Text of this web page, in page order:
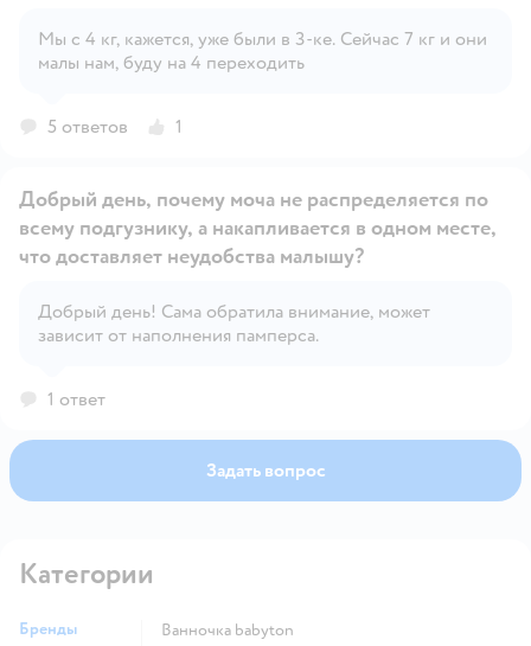
Открыть вопрос
Мы с 4 кг, кажется, уже были в 3-ке. Сейчас 7 кг и они
малы нам, буду на 4 переходить
5 ответов 1
Открыть вопрос
Добрый день, почему моча не распределяется по
всему подгузнику, а накапливается в одном месте,
что доставляет неудобства малышу?
Добрый день! Сама обратила внимание, может
зависит от наполнения памперса.
1 ответ
Задать вопрос
Категории
Бренды
ванночка babyton